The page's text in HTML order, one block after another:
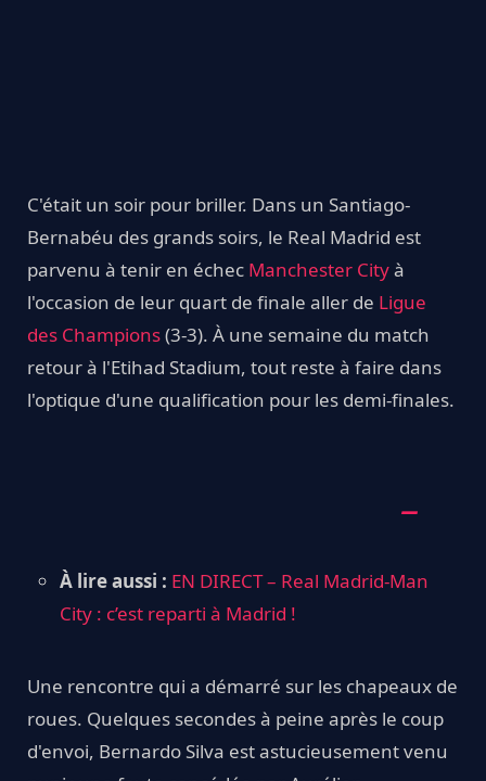
C'était un soir pour briller. Dans un Santiago-
Bernabéu des grands soirs, le Real Madrid est
parvenu à tenir en échec Manchester Cityà
l'occasion de leur quart de finale aller de Ligue
des Champions(3-3). À une semaine du match
retour à l'Etihad Stadium, tout reste à faire dans
l'optique d'une qualification pour les demi-finales.
À lire aussi : EN DIRECT – Real Madrid-Man
City : c’est reparti à Madrid !
Une rencontre qui a démarré sur les chapeaux de
roues. Quelques secondes à peine après le coup
d'envoi, Bernardo Silva est astucieusement venu